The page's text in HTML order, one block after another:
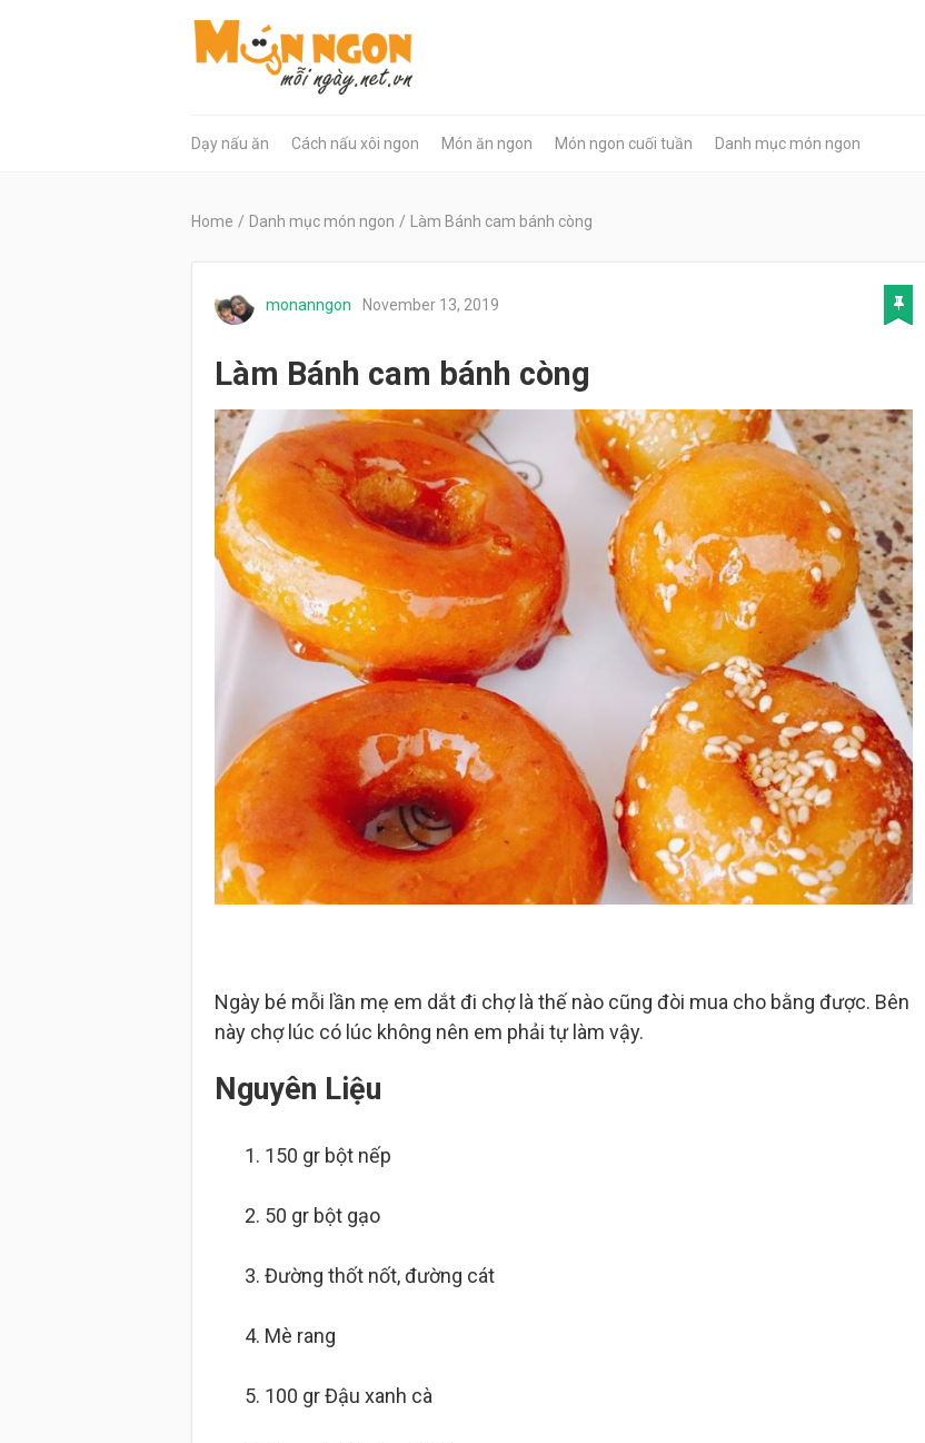
Dạy nấu ăn Cách nấu xôi ngon Món ăn ngon Món ngon cuối tuần Danh mục món ngon
Home / Danh mục món ngon / Làm Bánh cam bánh còng
monanngon November 13, 2019
Làm Bánh cam bánh còng
Ngày bé mỗi lần mẹ em dắt đi chợ là thế nào cũng đòi mua cho bằng được. Bên
này chợ lúc có lúc không nên em phải tự làm vậy.
Nguyên Liệu
150 gr bột nếp
50 gr bột gạo
Đường thốt nốt, đường cát
Mè rang
100 grĐậu xanh cà